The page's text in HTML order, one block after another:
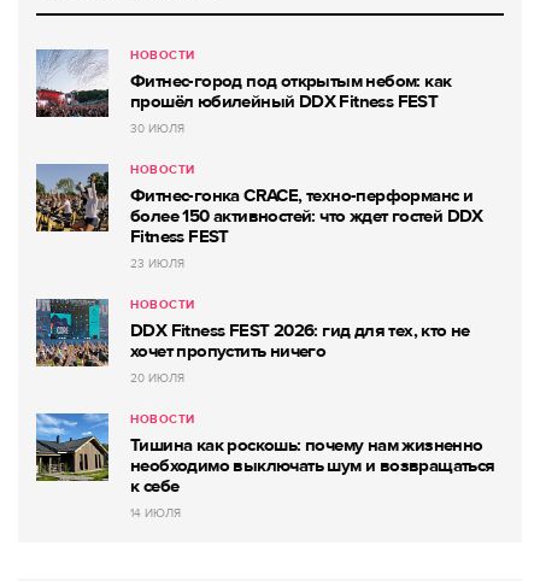
НОВОСТИ
Фитнес-город под открытым небом: как
прошёл юбилейный DDX Fitness FEST
30 ИЮЛЯ
НОВОСТИ
Фитнес-гонка CRACE, техно-перформанс и
более 150 активностей: что ждет гостей DDX
Fitness FEST
23 ИЮЛЯ
НОВОСТИ
DDX Fitness FEST 2026: гид для тех, кто не
хочет пропустить ничего
20 ИЮЛЯ
НОВОСТИ
Тишина как роскошь: почему нам жизненно
необходимо выключать шум и возвращаться
к себе
14 ИЮЛЯ